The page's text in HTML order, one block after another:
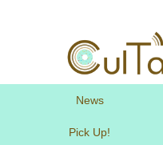
News
Pick Up!